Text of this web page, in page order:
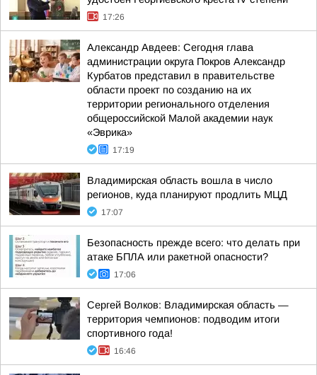
17:26
Александр Авдеев: Сегодня глава
администрации округа Покров Александр
Курбатов представил в правительстве
области проект по созданию на их
территории регионального отделения
общероссийской Малой академии наук
«Эврика»
17:19
Владимирская область вошла в число
регионов, куда планируют продлить МЦД
17:07
Безопасность прежде всего: что делать при
атаке БПЛА или ракетной опасности?
17:06
Сергей Волков: Владимирская область —
территория чемпионов: подводим итоги
спортивного года!
16:46